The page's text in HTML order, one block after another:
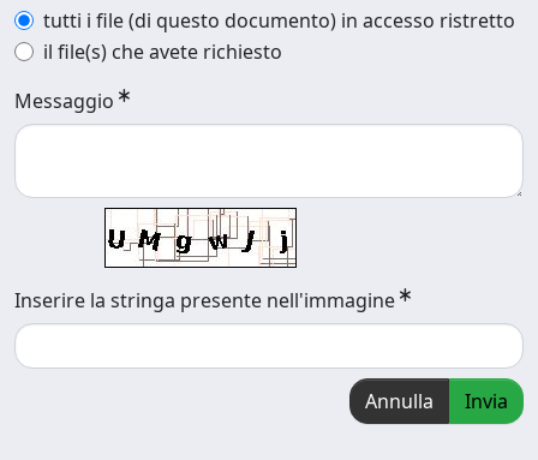
tutti i file (di questo documento) in accesso ristretto
il file(s) che avete richiesto
Messaggio
Inserire la stringa presente nell'immagine
Annulla Invia